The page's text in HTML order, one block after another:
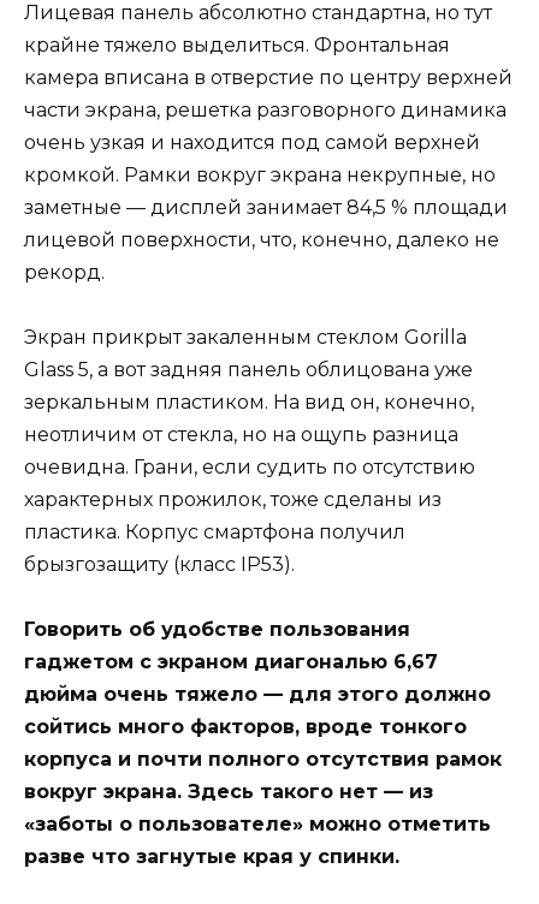
Лицевая панель абсолютно стандартна, но тут
крайне тяжело выделиться. Фронтальная
камера вписана в отверстие по центру верхней
части экрана, решетка разговорного динамика
очень узкая и находится под самой верхней
кромкой. Рамки вокруг экрана некрупные, но
заметные — дисплей занимает 84,5 % площади
лицевой поверхности, что, конечно, далеко не
рекорд.
Экран прикрыт закаленным стеклом Gorilla
Glass 5, а вот задняя панель облицована уже
зеркальным пластиком. На вид он, конечно,
неотличим от стекла, но на ощупь разница
очевидна. Грани, если судить по отсутствию
характерных прожилок, тоже сделаны из
пластика. Корпус смартфона получил
брызгозащиту (класс IP53).
Говорить об удобстве пользования
гаджетом с экраном диагональю 6,67
дюйма очень тяжело — для этого должно
сойтись много факторов, вроде тонкого
корпуса и почти полного отсутствия рамок
вокруг экрана. Здесь такого нет — из
«заботы о пользователе» можно отметить
разве что загнутые края у спинки.